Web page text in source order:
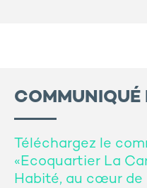
COMMUNIQUÉ
Téléchargez le
«Ecoquartier La
Habité, au cœur de